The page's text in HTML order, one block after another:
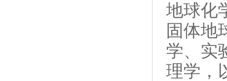
地球化
固体地
学、实
理学，